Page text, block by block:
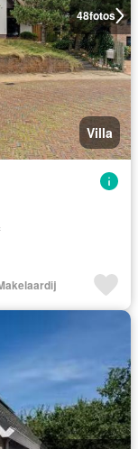
48fotos
Villa